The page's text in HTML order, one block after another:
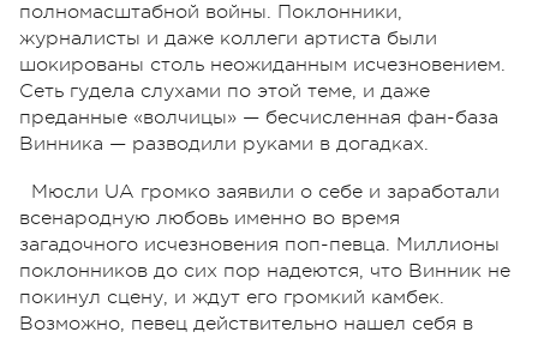
полномасштабной войны. Поклонники,
журналисты и даже коллеги артиста были
шокированы столь неожиданным исчезновением.
Сеть гудела слухами по этой теме, и даже
преданные «волчицы» — бесчисленная фан-база
Винника — разводили руками в догадках.
Мюсли UA громко заявили о себе и заработали
всенародную любовь именно во время
загадочного исчезновения поп-певца. Миллионы
поклонников до сих пор надеются, что Винник не
покинул сцену, и ждут его громкий камбек.
Возможно, певец действительно нашел себя в